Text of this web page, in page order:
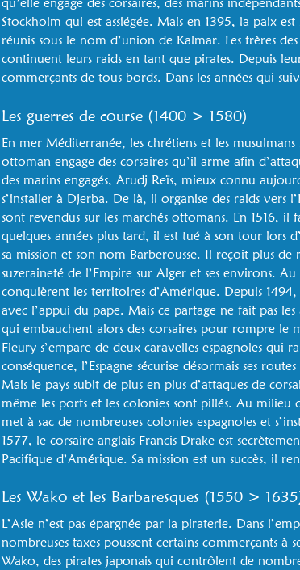
Stockholm qui est assiégée. Mais en 1395, la paix
réunis sous le nom d’union de Kalmar. Les frères
continuent leurs raids en tant que pirates. Depuis
commerçants de tous bords. Dans les années qui
Les guerres de course (1400 > 1580)
En mer Méditerranée, les chrétiens et les
ottoman engage des corsaires qu’il arme afin
des marins engagés, Arudj Reïs, mieux connu
s’installer à Djerba. De là, il organise des raids vers
sont revendus sur les marchés ottomans. En 1516,
quelques années plus tard, il est tué à son tour lors
sa mission et son nom Barberousse. Il reçoit plus
suzeraineté de l’Empire sur Alger et ses environs.
conquièrent les territoires d’Amérique. Depuis
avec l’appui du pape. Mais ce partage ne fait pas les
qui embauchent alors des corsaires pour rompre le
Fleury s’empare de deux caravelles espagnoles qui
conséquence, l’Espagne sécurise désormais ses
Mais le pays subit de plus en plus d’attaques de
même les ports et les colonies sont pillés. Au milieu
met à sac de nombreuses colonies espagnoles et
1577, le corsaire anglais Francis Drake est
Pacifique d’Amérique. Sa mission est un succès, il
Les Wako et les Barbaresques (1550 >
L’Asie n’est pas épargnée par la piraterie. Dans
nombreuses taxes poussent certains commerçants
Wako, des pirates japonais qui contrôlent de